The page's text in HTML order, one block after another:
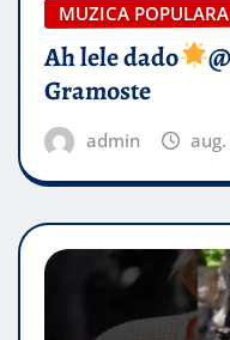
MUZICA POPULARA
Ah lele dado​
Gramoste
admin